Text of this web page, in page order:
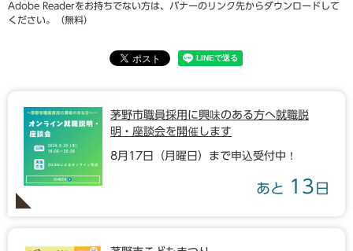
Adobe Readerをお持ちでない方は、バナーのリンク先からダウンロードして
ください。（無料）
茅野市職員採用に興味のある方へ就職説
明・座談会を開催します
8月17日（月曜日）まで申込受付中！
あと 13 日